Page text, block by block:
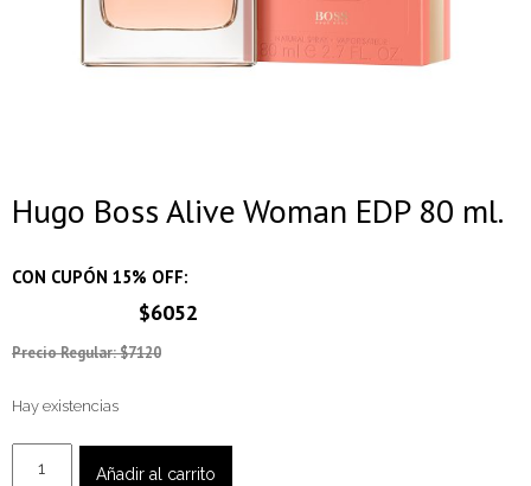
Hugo Boss Alive Woman EDP 80 ml.
CON CUPÓN 15% OFF:
$6052
Precio Regular: $7120
Hay existencias
Añadir al carrito